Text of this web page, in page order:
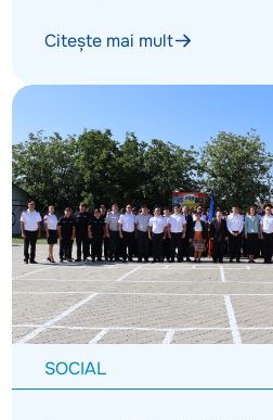
Citește mai mult
SOCIAL